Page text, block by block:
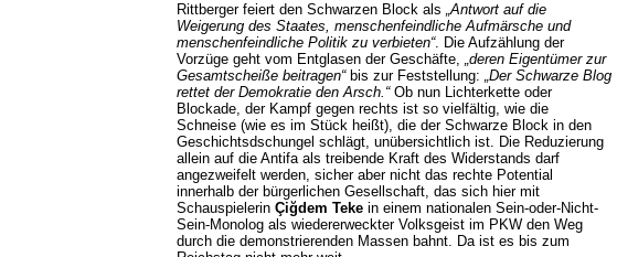
Rittberger feiert den Schwarzen Block als „Antwort auf die
Weigerung des Staates, menschenfeindliche Aufmärsche und
menschenfeindliche Politik zu verbieten“. Die Aufzählung der
Vorzüge geht vom Entglasen der Geschäfte, „deren Eigentümer zur
Gesamtscheiße beitragen“bis zur Feststellung: „Der Schwarze Blog
rettet der Demokratie den Arsch.“Ob nun Lichterkette oder
Blockade, der Kampf gegen rechts ist so vielfältig, wie die
Schneise (wie es im Stück heißt), die der Schwarze Block in den
Geschichtsdschungel schlägt, unübersichtlich ist. Die Reduzierung
allein auf die Antifa als treibende Kraft des Widerstands darf
angezweifelt werden, sicher aber nicht das rechte Potential
innerhalb der bürgerlichen Gesellschaft, das sich hier mit
Schauspielerin Çiğdem Tekein einem nationalen Sein-oder-Nicht-
Sein-Monolog als wiedererweckter Volksgeist im PKW den Weg
durch die demonstrierenden Massen bahnt. Da ist es bis zum